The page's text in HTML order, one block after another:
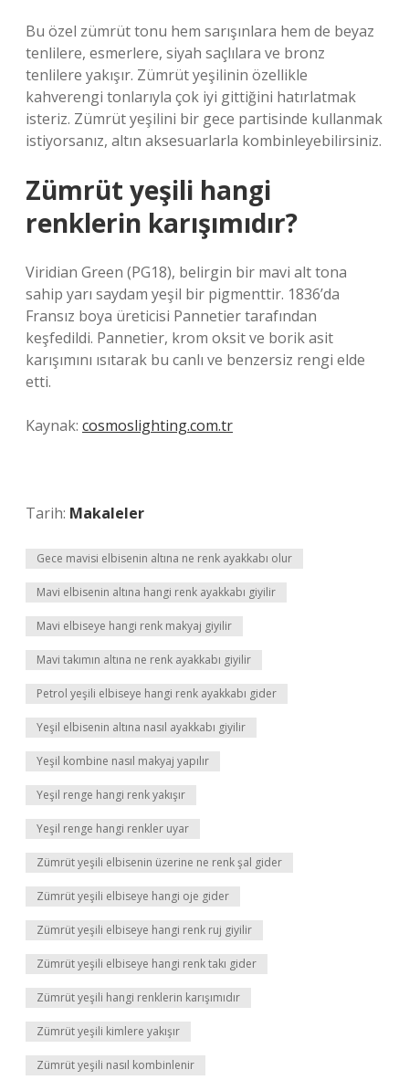
Bu özel zümrüt tonu hem sarışınlara hem de beyaz
tenlilere, esmerlere, siyah saçlılara ve bronz
tenlilere yakışır. Zümrüt yeşilinin özellikle
kahverengi tonlarıyla çok iyi gittiğini hatırlatmak
isteriz. Zümrüt yeşilini bir gece partisinde kullanmak
istiyorsanız, altın aksesuarlarla kombinleyebilirsiniz.
Zümrüt yeşili hangi
renklerin karışımıdır?
Viridian Green (PG18), belirgin bir mavi alt tona
sahip yarı saydam yeşil bir pigmenttir. 1836’da
Fransız boya üreticisi Pannetier tarafından
keşfedildi. Pannetier, krom oksit ve borik asit
karışımını ısıtarak bu canlı ve benzersiz rengi elde
etti.
Kaynak: cosmoslighting.com.tr
Tarih: Makaleler
Gece mavisi elbisenin altına ne renk ayakkabı olur
Mavi elbisenin altına hangi renk ayakkabı giyilir
Mavi elbiseye hangi renk makyaj giyilir
Mavi takımın altına ne renk ayakkabı giyilir
Petrol yeşili elbiseye hangi renk ayakkabı gider
Yeşil elbisenin altına nasıl ayakkabı giyilir
Yeşil kombine nasıl makyaj yapılır
Yeşil renge hangi renk yakışır
Yeşil renge hangi renkler uyar
Zümrüt yeşili elbisenin üzerine ne renk şal gider
Zümrüt yeşili elbiseye hangi oje gider
Zümrüt yeşili elbiseye hangi renk ruj giyilir
Zümrüt yeşili elbiseye hangi renk takı gider
Zümrüt yeşili hangi renklerin karışımıdır
Zümrüt yeşili kimlere yakışır
Zümrüt yeşili nasıl kombinlenir